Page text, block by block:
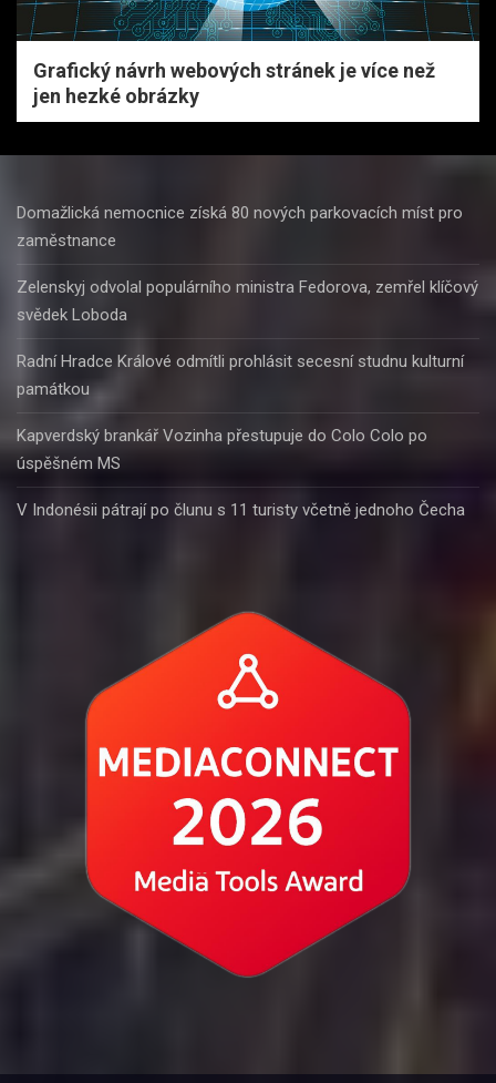
Grafický návrh webových stránek je více než
jen hezké obrázky
Domažlická nemocnice získá 80 nových parkovacích míst pro
zaměstnance
Zelenskyj odvolal populárního ministra Fedorova, zemřel klíčový
svědek Loboda
Radní Hradce Králové odmítli prohlásit secesní studnu kulturní
památkou
Kapverdský brankář Vozinha přestupuje do Colo Colo po
úspěšném MS
V Indonésii pátrají po člunu s 11 turisty včetně jednoho Čecha